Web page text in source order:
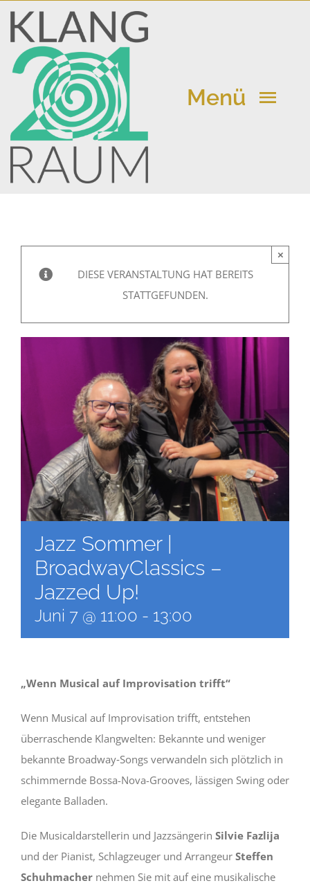
Zum
Inhalt
springen
Menü
Klangraum 21
DIESE VERANSTALTUNG HAT BEREITS
STATTGEFUNDEN.
×
Jazz Sommer |
BroadwayClassics –
Jazzed Up!
Juni 7 @ 11:00 - 13:00
„Wenn Musical auf Improvisation trifft“
Wenn Musical auf Improvisation trifft, entstehen
überraschende Klangwelten: Bekannte und weniger
bekannte Broadway‐Songs verwandeln sich plötzlich in
schimmernde Bossa-Nova-Grooves, lässigen Swing oder
elegante Balladen.
Die Musicaldarstellerin und Jazzsängerin Silvie Fazlija
und der Pianist, Schlagzeuger und Arrangeur Steffen
Schuhmacher nehmen Sie mit auf eine musikalische